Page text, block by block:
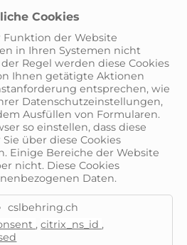
Cookies
Funktion der Website
in Ihren Systemen nicht
Regel werden diese Cookies
Ihnen getätigte Aktionen
entsprechen, wie
Datenschutzeinstellungen,
Ausfüllen von Formularen.
so einstellen, dass diese
über diese Cookies
Einige Bereiche der Website
nicht. Diese Cookies
Daten.
cslbehring.ch
,citrix_ns_id ,